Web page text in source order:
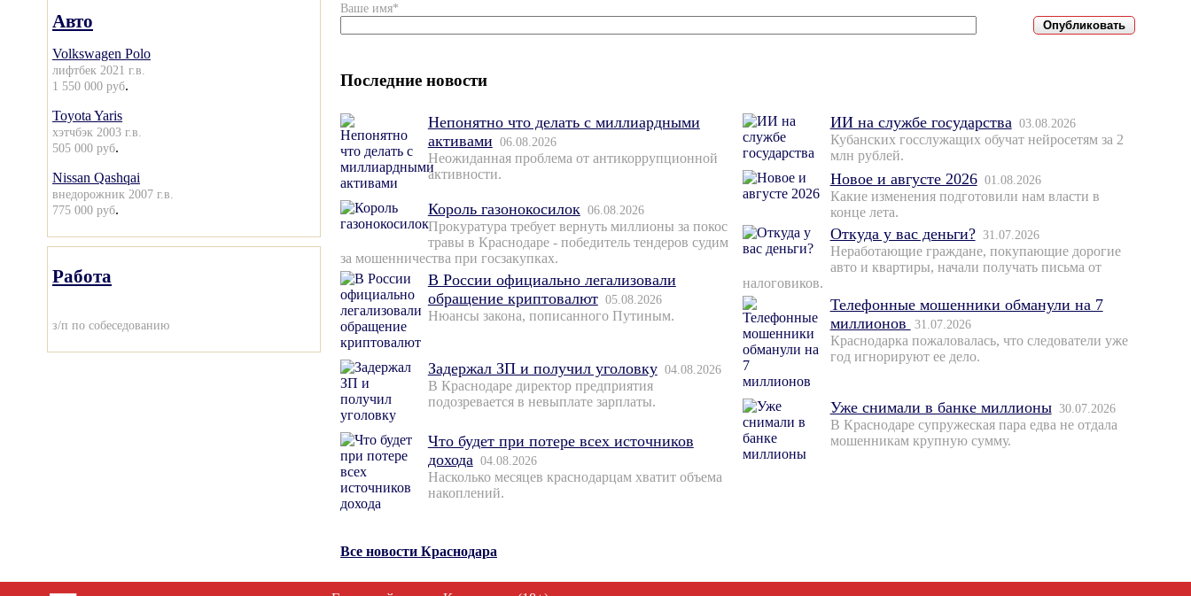
Авто
Volkswagen Polo
лифтбек 2021 г.в.
1 550 000 руб.
Toyota Yaris
хэтчбэк 2003 г.в.
505 000 руб.
Nissan Qashqai
внедорожник 2007 г.в.
775 000 руб.
Работа
з/п по собеседованию
Ваше имя*
Последние новости
Непонятно что делать с миллиардными
активами 06.08.2026
Неожиданная проблема от антикоррупционной
активности.
Король газонокосилок 06.08.2026
Прокуратура требует вернуть миллионы за покос
травы в Краснодаре - победитель тендеров судим
за мошенничества при госзакупках.
В России официально легализовали
обращение криптовалют 05.08.2026
Нюансы закона, пописанного Путиным.
Задержал ЗП и получил уголовку 04.08.2026
В Краснодаре директор предприятия
подозревается в невыплате зарплаты.
Что будет при потере всех источников
дохода 04.08.2026
Насколько месяцев краснодарцам хватит объема
накоплений.
ИИ на службе государства 03.08.2026
Кубанских госслужащих обучат нейросетям за 2
млн рублей.
Новое и августе 2026 01.08.2026
Какие изменения подготовили нам власти в
конце лета.
Откуда у вас деньги? 31.07.2026
Неработающие граждане, покупающие дорогие
авто и квартиры, начали получать письма от
налоговиков.
Телефонные мошенники обманули на 7
миллионов
31.07.2026
Краснодарка пожаловалась, что следователи уже
год игнорируют ее дело.
Уже снимали в банке миллионы 30.07.2026
В Краснодаре супружеская пара едва не отдала
мошенникам крупную сумму.
Все новости Краснодара